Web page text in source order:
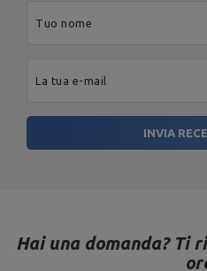
Tuo nome
La tua e-mail
INVIA
Hai una domanda? Ti